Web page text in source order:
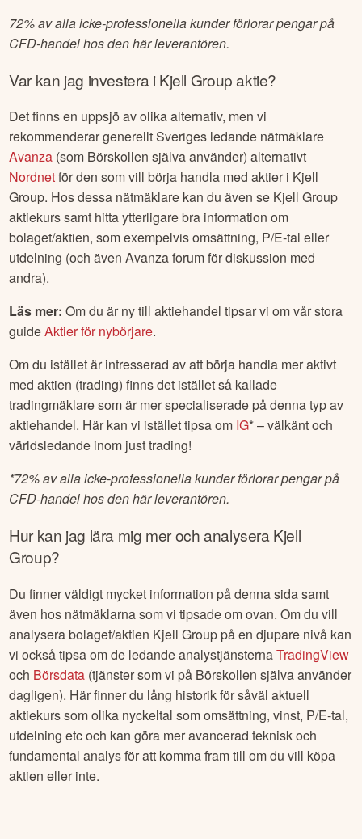
72% av alla icke-professionella kunder förlorar pengar på
CFD-handel hos den här leverantören.
Var kan jag investera iKjell Groupaktie?
Det finns en uppsjö av olika alternativ, men vi
rekommenderar generellt Sveriges ledande nätmäklare
Avanza (som Börskollen själva använder) alternativt
Nordnetför den som vill börja handla med aktier i Kjell
Group. Hos dessa nätmäklare kan du även se Kjell Group
aktiekurs samt hitta ytterligare bra information om
bolaget/aktien, som exempelvis omsättning, P/E-tal eller
utdelning (och även Avanza forum för diskussion med
andra).
Läs mer: Om du är ny till aktiehandel tipsar vi om vår stora
guideAktier för nybörjare.
Om du istället är intresserad av att börja handla mer aktivt
med aktien (trading) finns det istället så kallade
tradingmäklare som är mer specialiserade på denna typ av
aktiehandel. Här kan vi istället tipsa om IG* – välkänt och
världsledande inom just trading!
*72% av alla icke-professionella kunder förlorar pengar på
CFD-handel hos den här leverantören.
Hur kan jag lära mig mer och analyseraKjell
Group?
Du finner väldigt mycket information på denna sida samt
även hos nätmäklarna som vi tipsade om ovan. Om du vill
analysera bolaget/aktien Kjell Group på en djupare nivå kan
vi också tipsa om de ledande analystjänsternaTradingView
och Börsdata (tjänster som vi på Börskollen själva använder
dagligen). Här finner du lång historik för såväl aktuell
aktiekurs som olika nyckeltal som omsättning, vinst, P/E-tal,
utdelning etc och kan göra mer avancerad teknisk och
fundamental analys för att komma fram till om du vill köpa
aktien eller inte.